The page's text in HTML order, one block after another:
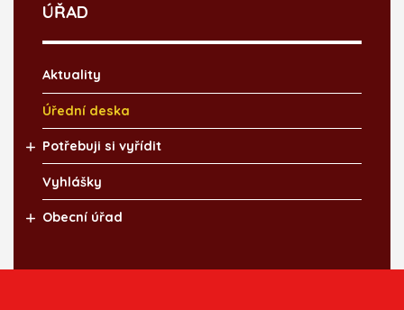
ÚŘAD
Aktuality
Úřední deska
Potřebuji si vyřídit
Vyhlášky
Obecní úřad